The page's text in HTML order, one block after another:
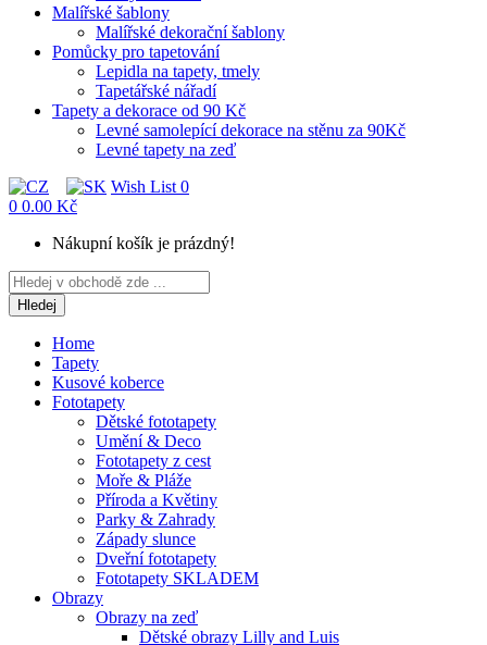
Malířské šablony
Malířské dekorační šablony
Pomůcky pro tapetování
Lepidla na tapety, tmely
Tapetářské nářadí
Tapety a dekorace od 90 Kč
Levné samolepící dekorace na stěnu za 90Kč
Levné tapety na zeď
Wish List 0
0 0.00 Kč
Nákupní košík je prázdný!
Hledej
Home
Tapety
Kusové koberce
Fototapety
Dětské fototapety
Umění & Deco
Fototapety z cest
Moře & Pláže
Příroda a Květiny
Parky & Zahrady
Západy slunce
Dveřní fototapety
Fototapety SKLADEM
Obrazy
Obrazy na zeď
Dětské obrazy Lilly and Luis